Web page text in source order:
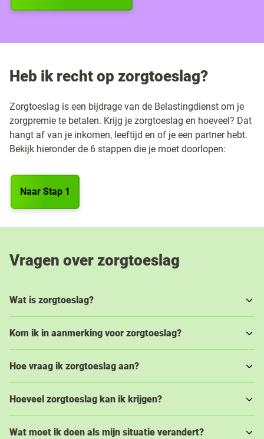
Heb ik recht op zorgtoeslag?
Zorgtoeslag is een bijdrage van de Belastingdienst om je
zorgpremie te betalen. Krijg je zorgtoeslag en hoeveel? Dat
hangt af van je inkomen, leeftijd en of je een partner hebt.
Bekijk hieronder de 6 stappen die je moet doorlopen:
Naar Stap 1
Vragen over zorgtoeslag
Wat is zorgtoeslag?
Kom ik in aanmerking voor zorgtoeslag?
Hoe vraag ik zorgtoeslag aan?
Hoeveel zorgtoeslag kan ik krijgen?
Wat moet ik doen als mijn situatie verandert?